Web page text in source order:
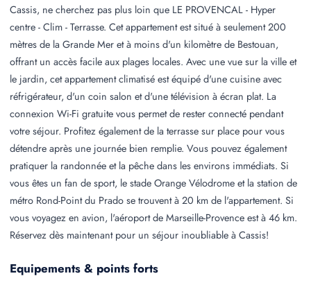
Cassis, ne cherchez pas plus loin que LE PROVENCAL - Hyper
centre - Clim - Terrasse. Cet appartement est situé à seulement 200
mètres de la Grande Mer et à moins d'un kilomètre de Bestouan,
offrant un accès facile aux plages locales. Avec une vue sur la ville et
le jardin, cet appartement climatisé est équipé d'une cuisine avec
réfrigérateur, d'un coin salon et d'une télévision à écran plat. La
connexion Wi-Fi gratuite vous permet de rester connecté pendant
votre séjour. Profitez également de la terrasse sur place pour vous
détendre après une journée bien remplie. Vous pouvez également
pratiquer la randonnée et la pêche dans les environs immédiats. Si
vous êtes un fan de sport, le stade Orange Vélodrome et la station de
métro Rond-Point du Prado se trouvent à 20 km de l'appartement. Si
vous voyagez en avion, l'aéroport de Marseille-Provence est à 46 km.
Réservez dès maintenant pour un séjour inoubliable à Cassis!
Equipements & points forts